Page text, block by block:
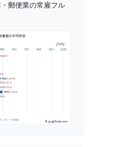
郵便業の常雇フル